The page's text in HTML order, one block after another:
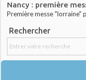
Nancy : première
Première messe "lorraine"
Rechercher